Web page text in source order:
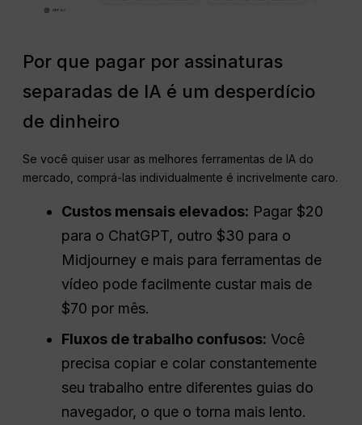
Por que pagar por assinaturas
separadas de IA é um desperdício
de dinheiro
Se você quiser usar as melhores ferramentas de IA do
mercado, comprá-las individualmente é incrivelmente caro.
Custos mensais elevados: Pagar $20
para o ChatGPT, outro $30 para o
Midjourney e mais para ferramentas de
vídeo pode facilmente custar mais de
$70 por mês.
Fluxos de trabalho confusos: Você
precisa copiar e colar constantemente
seu trabalho entre diferentes guias do
navegador, o que o torna mais lento.